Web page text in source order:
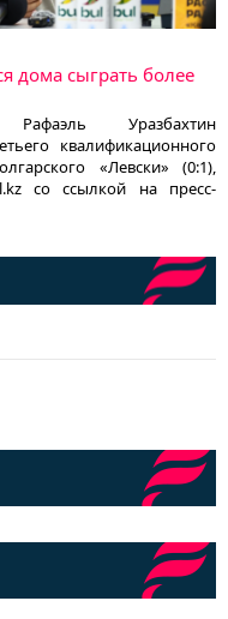
дома сыграть более
Уразбахтин
квалификационного
«Левски» (0:1),
со ссылкой на пресс-